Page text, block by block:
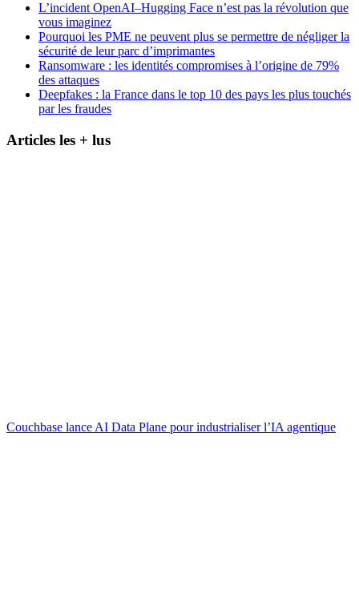
L’incident OpenAI–Hugging Face n’est pas la révolution que
vous imaginez
Pourquoi les PME ne peuvent plus se permettre de négliger la
sécurité de leur parc d’imprimantes
Ransomware : les identités compromises à l’origine de 79%
des attaques
Deepfakes : la France dans le top 10 des pays les plus touchés
par les fraudes
Articles les + lus
Couchbase lance AI Data Plane pour industrialiser l’IA agentique